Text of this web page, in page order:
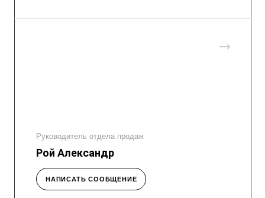
Руководитель отдела продаж
Рой Александр
НАПИСАТЬ СООБЩЕНИЕ